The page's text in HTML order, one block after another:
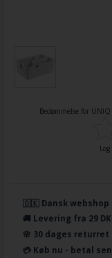
Bedømmelse for
🇩🇰 Dansk
🚚 Levering fra 29
🌸 30 dages returret
💳 Køb nu - betal